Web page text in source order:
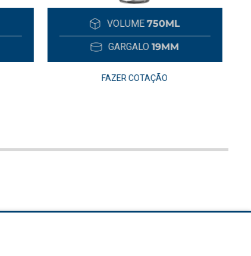
VOLUME 750ML
GARGALO 19MM
FAZER COTAÇÃO